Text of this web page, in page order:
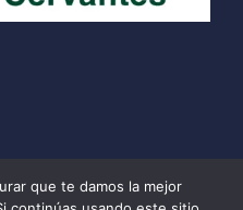
que te damos la mejor